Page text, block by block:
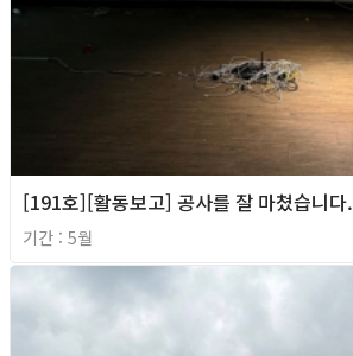
[191호][활동보고] 공사를 잘 마쳤습니다.
기간 : 5월